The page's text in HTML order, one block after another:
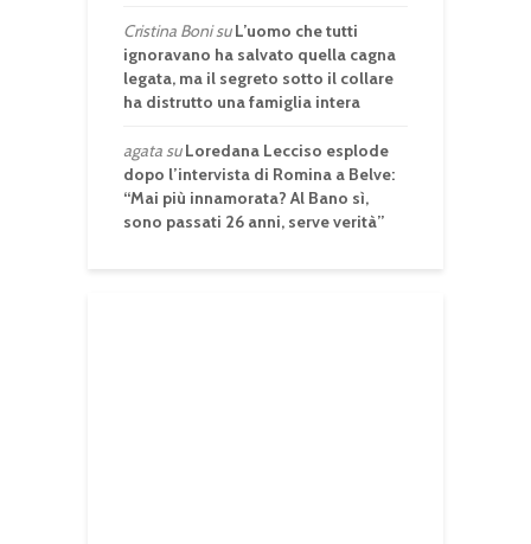
Cristina BonisuL’uomo che tutti
ignoravano ha salvato quella cagna
legata, ma il segreto sotto il collare
ha distrutto una famiglia intera
agatasuLoredana Lecciso esplode
dopo l’intervista di Romina a Belve:
“Mai più innamorata? Al Bano sì,
sono passati 26 anni, serve verità”